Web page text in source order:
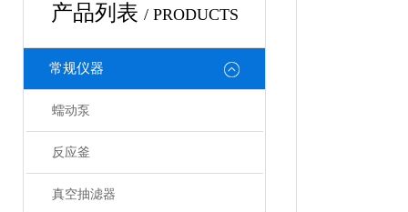
产品列表 / PRODUCTS
常规仪器
蠕动泵
反应釜
真空抽滤器